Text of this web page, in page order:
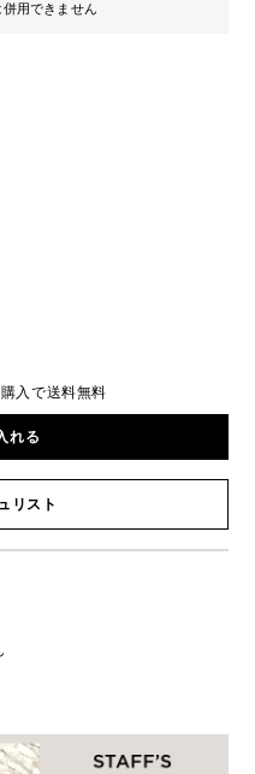
用できません
入で送料無料
れる
リスト